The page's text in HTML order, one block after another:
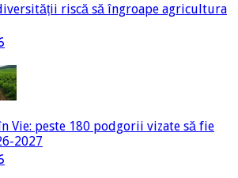
riscă să îngroape agricultura
Vie: peste 180 podgorii vizate să fie
2027